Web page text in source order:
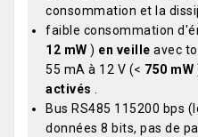
consommation et la
faible consommation
12 mW ) en veille avec
55 mA à 12 V (< 750 mW
activés .
Bus RS485 115200 bps
données 8 bits, pas de